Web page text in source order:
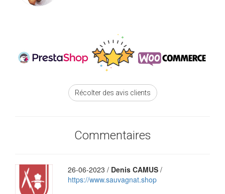
Récolter des avis clients
Commentaires
26-06-2023 / Denis CAMUS/
https://www.sauvagnat.shop